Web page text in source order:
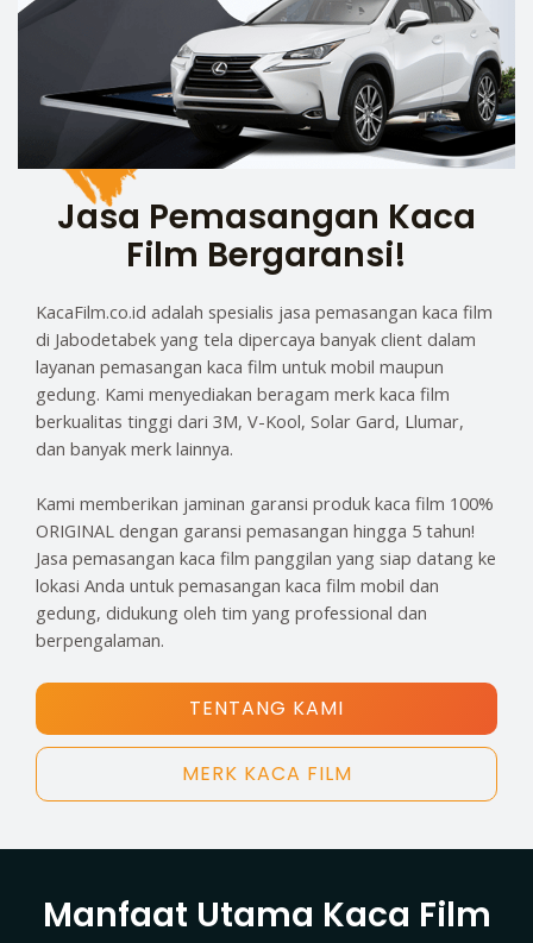
Jasa Pemasangan Kaca
Film Bergaransi!
KacaFilm.co.id adalah spesialis jasa pemasangan kaca film
di Jabodetabek yang tela dipercaya banyak client dalam
layanan pemasangan kaca film untuk mobil maupun
gedung. Kami menyediakan beragam merk kaca film
berkualitas tinggi dari 3M, V-Kool, Solar Gard, Llumar,
dan banyak merk lainnya.
Kami memberikan jaminan garansi produk kaca film 100%
ORIGINAL dengan garansi pemasangan hingga 5 tahun!
Jasa pemasangan kaca film panggilan yang siap datang ke
lokasi Anda untuk pemasangan kaca film mobil dan
gedung, didukung oleh tim yang professional dan
berpengalaman.
TENTANG KAMI
MERK KACA FILM
Manfaat Utama Kaca Film